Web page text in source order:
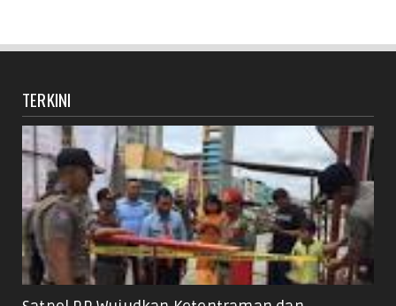
TERKINI